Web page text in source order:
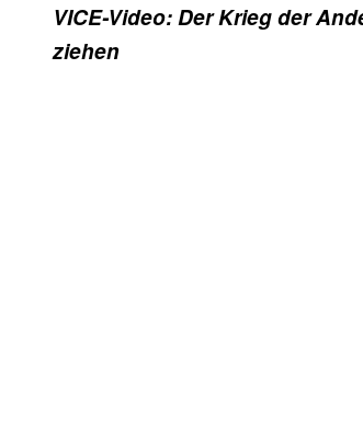
VICE-Video: Der Krieg der
ziehen